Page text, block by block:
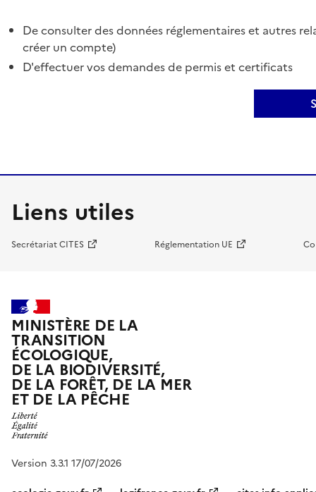
De consulter des données réglementaires et autres
créer un compte)
D'effectuer vos demandes de permis et certificats
Liens utiles
Secrétariat CITES Réglementation UE
MINISTÈRE DE LA
TRANSITION
ÉCOLOGIQUE,
DE LA BIODIVERSITÉ,
DE LA FORÊT, DE LA MER
ET DE LA PÊCHE
Version 3.3.1 17/07/2026